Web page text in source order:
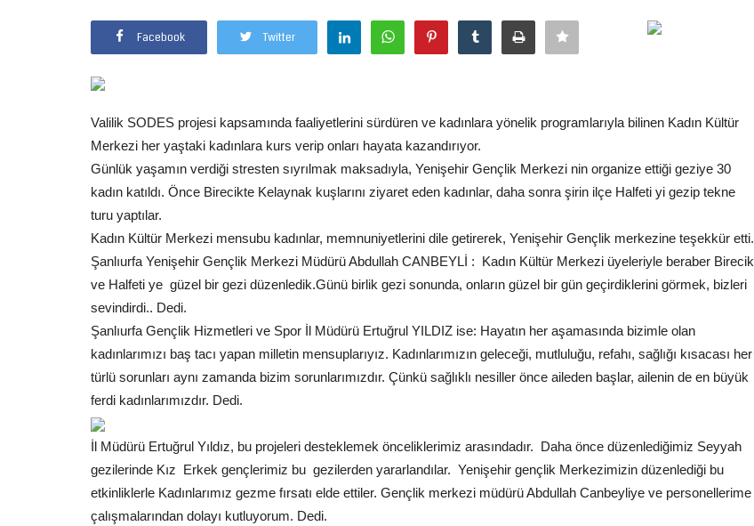
Facebook Twitter
Valilik SODES projesi kapsamında faaliyetlerini sürdüren ve kadınlara yönelik programlarıyla bilinen Kadın Kültür
Merkezi her yaştaki kadınlara kurs verip onları hayata kazandırıyor.
Günlük yaşamın verdiği stresten sıyrılmak maksadıyla, Yenişehir Gençlik Merkezi nin organize ettiği geziye 30
kadın katıldı. Önce Birecikte Kelaynak kuşlarını ziyaret eden kadınlar, daha sonra şirin ilçe Halfeti yi gezip tekne
turu yaptılar.
Kadın Kültür Merkezi mensubu kadınlar, memnuniyetlerini dile getirerek, Yenişehir Gençlik merkezine teşekkür etti.
Şanlıurfa Yenişehir Gençlik Merkezi Müdürü Abdullah CANBEYLİ :  Kadın Kültür Merkezi üyeleriyle beraber Birecik
ve Halfeti ye güzel bir gezi düzenledik.Günü birlik gezi sonunda, onların güzel bir gün geçirdiklerini görmek, bizleri
sevindirdi.. Dedi.
Şanlıurfa Gençlik Hizmetleri ve Spor İl Müdürü Ertuğrul YILDIZ ise: Hayatın her aşamasında bizimle olan
kadınlarımızı baş tacı yapan milletin mensuplarıyız. Kadınlarımızın geleceği, mutluluğu, refahı, sağlığı kısacası her
türlü sorunları aynı zamanda bizim sorunlarımızdır. Çünkü sağlıklı nesiller önce aileden başlar, ailenin de en büyük
ferdi kadınlarımızdır. Dedi.
İl Müdürü Ertuğrul Yıldız, bu projeleri desteklemek önceliklerimiz arasındadır. Daha önce düzenlediğimiz Seyyah
gezilerinde Kız  Erkek gençlerimiz bu gezilerden yararlandılar. Yenişehir gençlik Merkezimizin düzenlediği bu
etkinliklerle Kadınlarımız gezme fırsatı elde ettiler. Gençlik merkezi müdürü Abdullah Canbeyliye ve personellerime
çalışmalarından dolayı kutluyorum. Dedi.